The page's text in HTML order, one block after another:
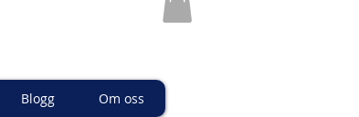
Blogg Om oss